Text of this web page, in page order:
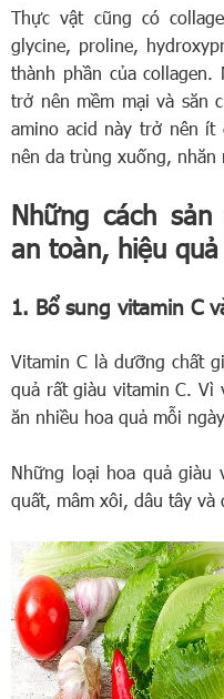
Thực vật cũng có
glycine, proline,
thành phần của
trở nên mềm mại và săn
amino acid này trở nên
nên da trùng xuống, nhăn
Những cách
an toàn, hiệu
1. Bổ sung vitamin C
Vitamin C là dưỡng chất
quả rất giàu vitamin C. Vì
ăn nhiều hoa quả mỗi
Những loại hoa quả giàu
quất, mâm xôi, dâu tây và